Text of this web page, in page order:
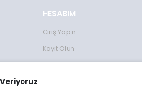
HESABIM
Giriş Yapın
Kayıt Olun